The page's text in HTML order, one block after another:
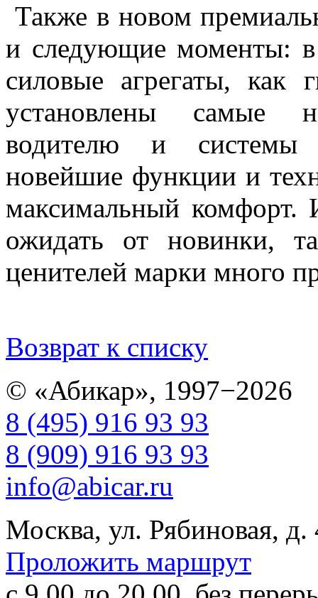
Также в новом
и следующие моменты:
силовые агрегаты, как
установлены самые
водителю и системы
новейшие функции и
максимальный комфорт.
ожидать от новинки,
ценителей марки много
Возврат к списку
© «Абикар», 1997−2026
8 (495) 916 93 93
8 (909) 916 93 93
info@abicar.ru
Москва, ул. Рябиновая, д.
Проложить маршрут